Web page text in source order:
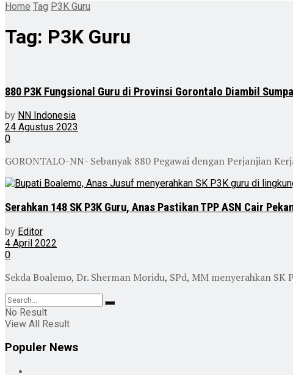
Home Tag P3K Guru
Tag: P3K Guru
880 P3K Fungsional Guru di Provinsi Gorontalo Diambil
by NN Indonesia
24 Agustus 2023
0
GORONTALO-NN- Sebanyak 880 Pegawai dengan Perjanjian
Serahkan 148 SK P3K Guru, Anas Pastikan TPP ASN Cair
by Editor
4 April 2022
0
Sekda Boalemo, Dr. Sherman Moridu, SPd, MM menyerahkan
No Result
View All Result
Populer News